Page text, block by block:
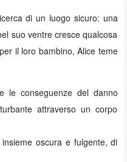
di un luogo sicuro: una
suo ventre cresce qualcosa
il loro bambino, Alice teme
conseguenze del danno
attraverso un corpo
oscura e fulgente, di